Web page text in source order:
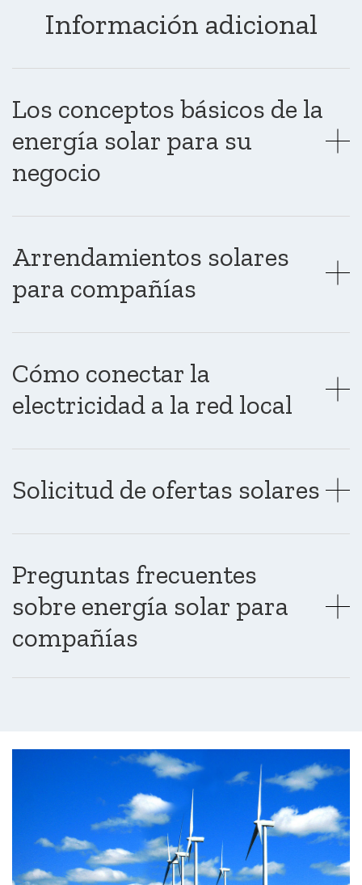
Información adicional
Los conceptos básicos de la
energía solar para su
negocio
Arrendamientos solares
para compañías
Cómo conectar la
electricidad a la red local
Solicitud de ofertas solares
Preguntas frecuentes
sobre energía solar para
compañías